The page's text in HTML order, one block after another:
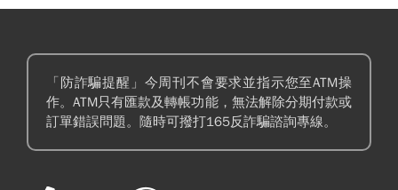
「防詐騙提醒」今周刊不會要求並指示您至ATM操
作。ATM只有匯款及轉帳功能，無法解除分期付款或
訂單錯誤問題。隨時可撥打165反詐騙諮詢專線。